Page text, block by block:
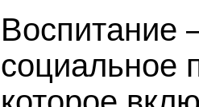
Воспитание
социальное